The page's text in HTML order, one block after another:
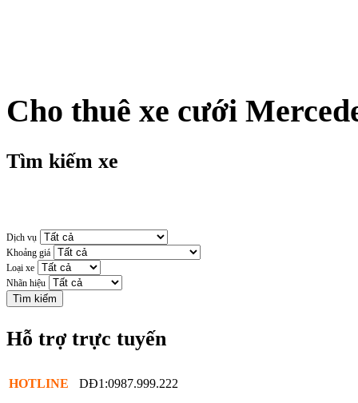
Cho thuê xe cưới
Tìm kiếm xe
Dịch vụ
Khoảng giá
Loại xe
Nhãn hiệu
Hỗ trợ trực tuyến
HOTLINE DĐ1:0987.999.222